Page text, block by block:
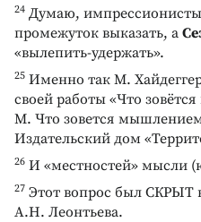
24 Думаю,
промежуток выказать, а
«вылепить-удержать».
25 Именно так М.
своей работы «Что
М. Что зовется
Издательский дом
26 И «местностей» мысли
27 Этот вопрос был СКРЫТ
А.Н. Леонтьева.